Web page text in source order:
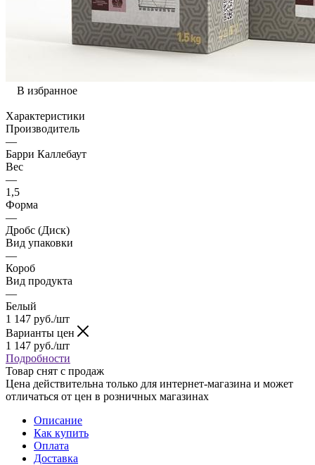
В избранное
Характеристики
Производитель
—
Барри Каллебаут
Вес
—
1,5
Форма
—
Дробс (Диск)
Вид упаковки
—
Короб
Вид продукта
—
Белый
1 147 руб./шт
Варианты цен
1 147 руб./шт
Подробности
Товар снят с продаж
Цена действительна только для интернет-магазина и может
отличаться от цен в розничных магазинах
Описание
Как купить
Оплата
Доставка